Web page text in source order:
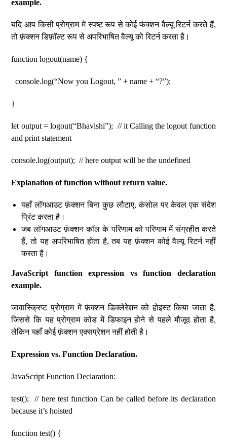
example.
यदि आप किसी प्रोग्राम में स्पष्ट रूप से कोई फंक्शन वैल्यू रिटर्न करते हैं,
तो फ़ंक्शन डिफ़ॉल्ट रूप से अपरिभाषित वैल्यू को रिटर्न करता है।
function logout(name) {
console.log(“Now you Logout, ” + name + “?”);
}
let output = logout(“Bhavishi”); // it Calling the logout function
and print statement
console.log(output); // here output will be the undefined
Explanation of function without return value.
यहाँ लॉगआउट फ़ंक्शन बिना कुछ लौटाए, कंसोल पर केवल एक संदेश
प्रिंट करता है।
जब लॉगआउट फ़ंक्शन कॉल के परिणाम को परिणाम में संग्रहीत करते
हैं, तो यह अपरिभाषित होता है, तब यह फ़ंक्शन कोई वैल्यू रिटर्न नहीं
करता है।
JavaScript function expression vs function declaration
example.
जावास्क्रिप्ट प्रोग्राम में फ़ंक्शन डिक्लेरेशन को होइस्ट किया जाता है,
जिससे कि यह प्रोग्राम कोड में डिफाइन होने से पहले मौजूद होता है,
लेकिन यहाँ कोई फ़ंक्शन एक्सप्रेशन नहीं होती है।
Expression vs. Function Declaration.
JavaScript Function Declaration:
test(); // here test function Can be called before its declaration
because it’s hoisted
function test() {